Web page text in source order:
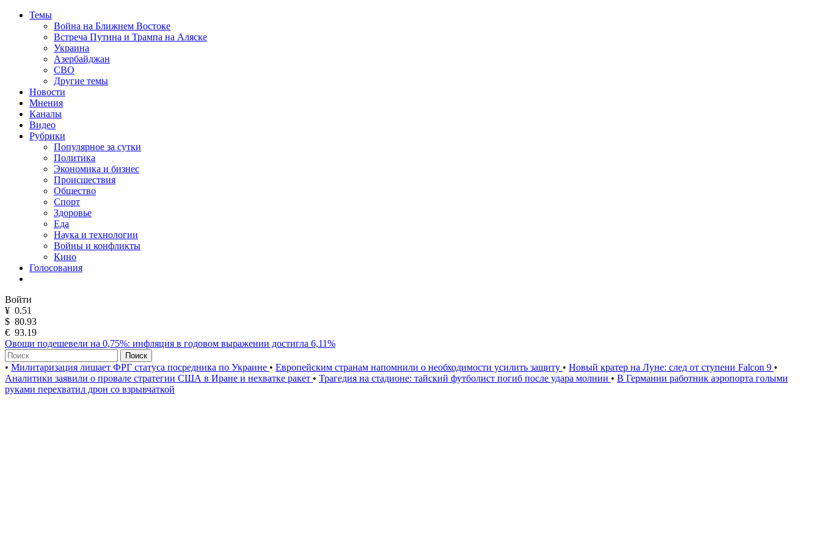
Темы
Война на Ближнем Востоке
Встреча Путина и Трампа на Аляске
Украина
Азербайджан
СВО
Другие темы
Новости
Мнения
Каналы
Видео
Рубрики
Популярное за сутки
Политика
Экономика и бизнес
Происшествия
Общество
Спорт
Здоровье
Еда
Наука и технологии
Войны и конфликты
Кино
Голосования
Войти
¥ 0.51
$ 80.93
€ 93.19
Овощи подешевели на 0,75%: инфляция в годовом выражении достигла 6,11%
Поиск
• Милитаризация лишает ФРГ статуса посредника по Украине • Европейским странам напомнили о необходимости усилить защиту • Новый кратер на Луне: след от ступени Falcon 9 •
Аналитики заявили о провале стратегии США в Иране и нехватке ракет • Трагедия на стадионе: тайский футболист погиб после удара молнии • В Германии работник аэропорта голыми
руками перехватил дрон со взрывчаткой